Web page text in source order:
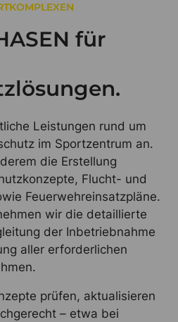
für
Leistungen rund um
im Sportzentrum an.
die Erstellung
Flucht- und
Feuerwehreinsatzpläne.
wir die detaillierte
der Inbetriebnahme
aller erforderlichen
prüfen, aktualisieren
– etwa bei